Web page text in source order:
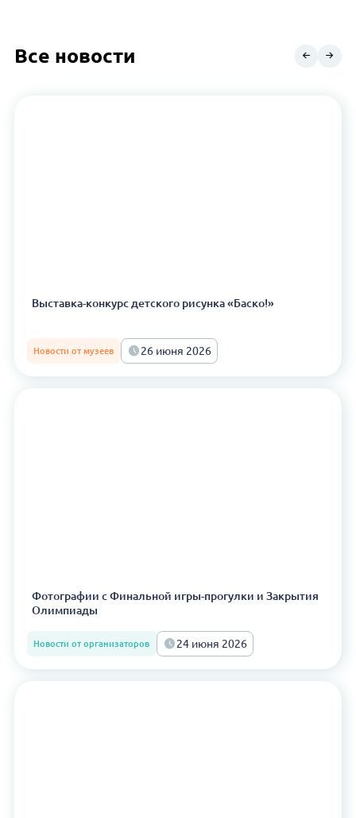
Все новости
Выставка-конкурс детского рисунка «Баско!»
Новости от музеев 26 июня 2026
Фотографии с Финальной игры-прогулки и Закрытия
Олимпиады
Новости от организаторов 24 июня 2026